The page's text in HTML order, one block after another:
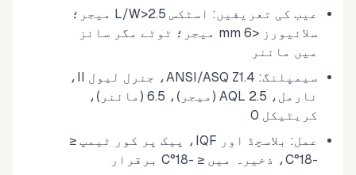
عیب کی تعریفیں: اسٹکس L/W>2.5 میجر؛
سلائیورز <6 mm میجر؛ ٹوٹے مگر سائز
میں مائنر
سیمپلنگ: ANSI/ASQ Z1.4، جنرل لیول II،
نارمل، AQL 2.5 (میجر)، 6.5 (مائنر)،
کریٹیکل 0
عمل: بلاسچڈ اور IQF، پیک پر کور ٹیمپ ≤
-18°C، ذخیرہ میں ≤ -18°C برقرار